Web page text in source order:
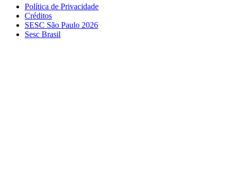
Política de Privacidade
Créditos
SESC São Paulo 2026
Sesc Brasil